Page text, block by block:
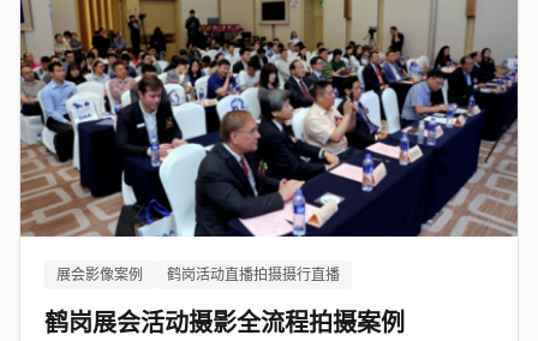
展会影像案例 鹤岗活动直播拍摄摄行直播
鹤岗展会活动摄影全流程拍摄案例